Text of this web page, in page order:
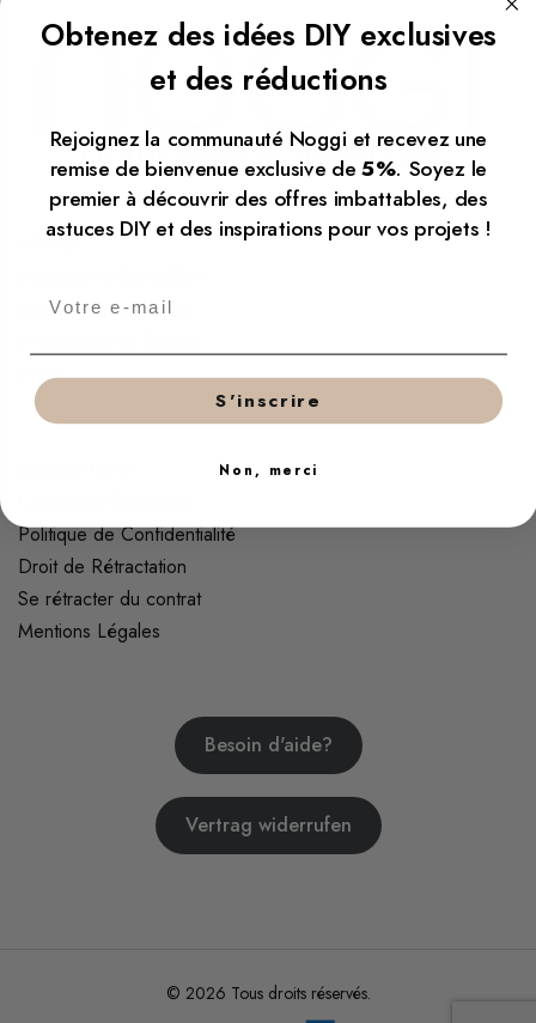
SERVICE
Retour & Réclamation
FAQs
Politique de Confidentialité
Droit de Rétractation
Se rétracter du contrat
Mentions Légales
Besoin d'aide?
Vertrag widerrufen
© 2026 Tous droits réservés.
Obtenez des idées DIY exclusives
et des réductions
Rejoignez la communauté Noggi et recevez une
remise de bienvenue exclusive de 5%. Soyez le
premier à découvrir des offres imbattables, des
astuces DIY et des inspirations pour vos projets !
S'inscrire
Non, merci